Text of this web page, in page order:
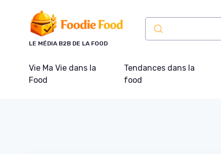
LE MÉDIA B2B DE LA FOOD
Vie Ma Vie dans la
Food
Tendances dans la
food